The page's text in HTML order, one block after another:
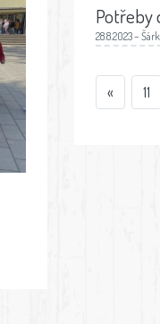
Potřeby
28.8.2023 –
« 11